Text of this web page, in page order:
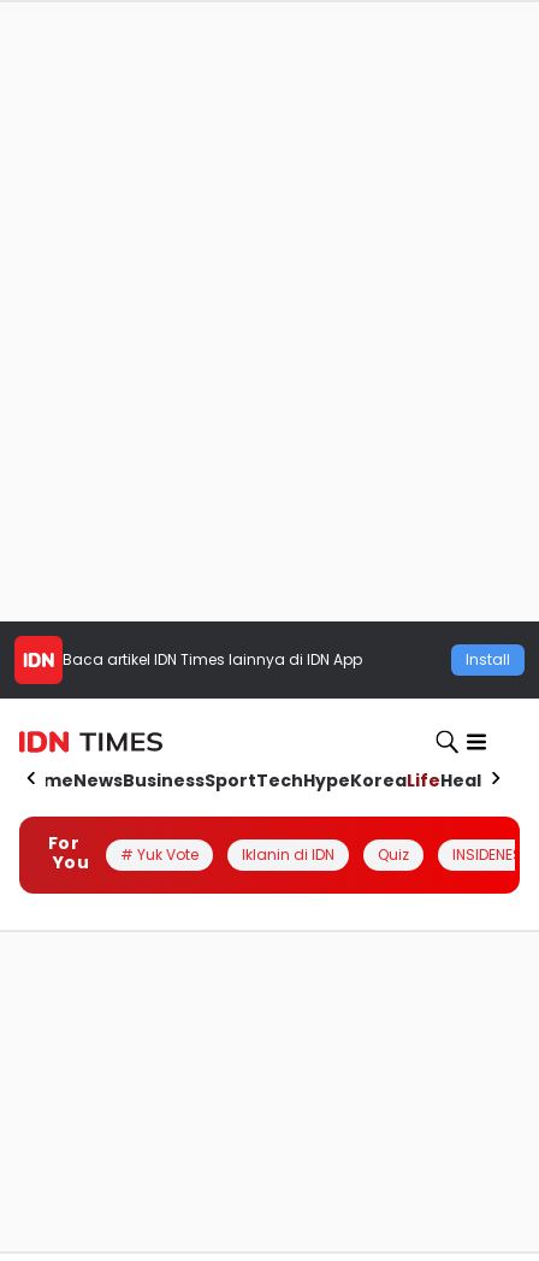
Baca artikel IDN Times lainnya di IDN App Install
HomeNewsBusinessSportTechHypeKoreaLifeHealth
For
You
# Yuk Vote Iklanin di IDN Quiz INSIDENESIA